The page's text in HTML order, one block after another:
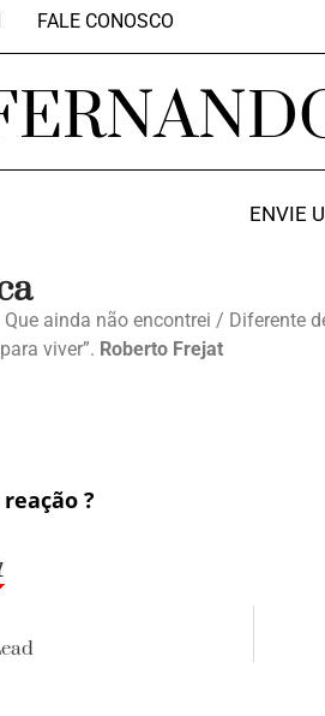
FALE CONOSCO
ENVIE
ainda não encontrei / Diferente
viver”. Roberto Frejat
?